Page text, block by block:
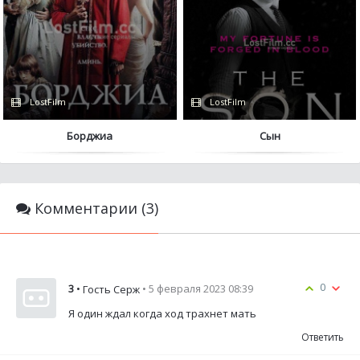
LostFilm
Борджиа
LostFilm
Сын
Комментарии (3)
0
3 • Гость Серж • 5 февраля 2023 08:39
Я один ждал когда ход трахнет мать
Ответить